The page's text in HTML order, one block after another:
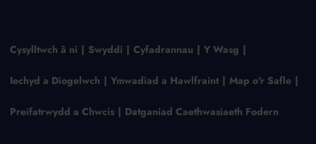
Cysylltwch â ni Swyddi Cyfadrannau Y Wasg
Iechyd a Diogelwch Ymwadiad a Hawlfraint Map o'r Safle
Preifatrwydd a Chwcis Datganiad Caethwasiaeth Fodern